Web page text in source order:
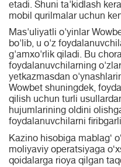
etadi. Shuni ta'kidlash
mobil qurilmalar uchun
Mas'uliyatli o'yinlar
bo'lib, u o'z
g'amxo'rlik qiladi. Bu
foydalanuvchilarning
yetkazmasdan
Wowbet shuningdek,
qilish uchun turli
hujumlarining oldini
foydalanuvchilarni
Kazino hisobiga mablagʻ
moliyaviy operatsiyaga
qoidalarga rioya qilgan